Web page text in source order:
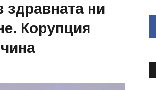
ни
Корупция